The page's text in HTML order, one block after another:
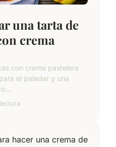
una tarta de
crema
con crema pastelera
el paladar y una